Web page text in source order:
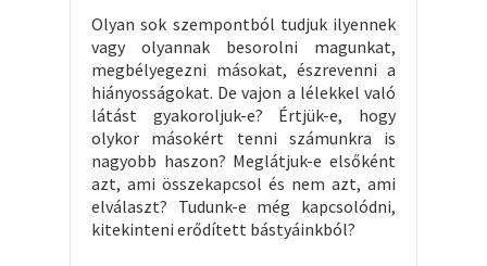
Olyan sok szempontból tudjuk ilyennek
vagy olyannak besorolni magunkat,
megbélyegezni másokat, észrevenni a
hiányosságokat. De vajon a lélekkel való
látást gyakoroljuk-e? Értjük-e, hogy
olykor másokért tenni számunkra is
nagyobb haszon? Meglátjuk-e elsőként
azt, ami összekapcsol és nem azt, ami
elválaszt? Tudunk-e még kapcsolódni,
kitekinteni erődített bástyáinkból?